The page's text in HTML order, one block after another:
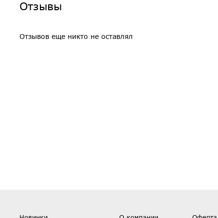
Отзывы
Отзывов еще никто не оставлял